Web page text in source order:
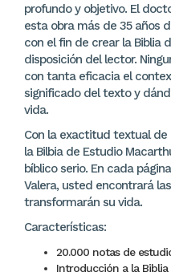
profundo y objetivo. El
esta obra más de 35 años
con el fin de crear la Biblia
disposición del lector.
con tanta eficacia el
significado del texto y
vida.
Con la exactitud textual de
la Bilbia de Estudio
bíblico serio. En cada
Valera, usted encontrará
transformarán su vida.
Características:
20.000 notas de
Introducción a la Biblia